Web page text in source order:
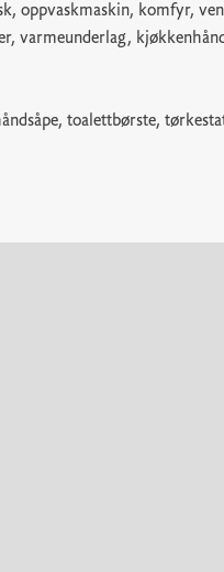
oppvaskmaskin, komfyr,
varmeunderlag,
toalettbørste,